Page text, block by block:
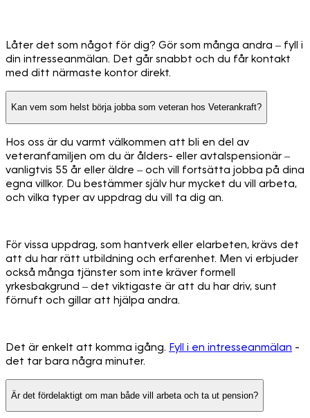
Låter det som något för dig? Gör som många andra – fyll i
din intresseanmälan. Det går snabbt och du får kontakt
med ditt närmaste kontor direkt.
Kan vem som helst börja jobba som veteran hos Veterankraft?
Hos oss är du varmt välkommen att bli en del av
veteranfamiljen om du är ålders- eller avtalspensionär –
vanligtvis 55 år eller äldre – och vill fortsätta jobba på dina
egna villkor. Du bestämmer själv hur mycket du vill arbeta,
och vilka typer av uppdrag du vill ta dig an.
För vissa uppdrag, som hantverk eller elarbeten, krävs det
att du har rätt utbildning och erfarenhet. Men vi erbjuder
också många tjänster som inte kräver formell
yrkesbakgrund – det viktigaste är att du har driv, sunt
förnuft och gillar att hjälpa andra.
Det är enkelt att komma igång. Fyll i en intresseanmälan -
det tar bara några minuter.
Är det fördelaktigt om man både vill arbeta och ta ut pension?